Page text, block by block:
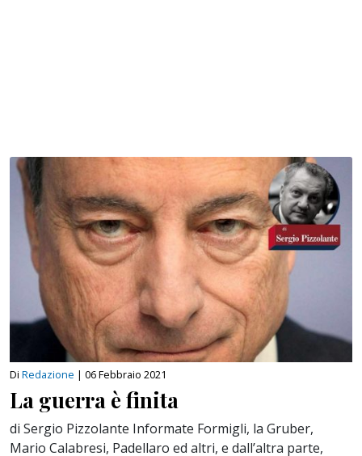
Di Redazione | 06 Febbraio 2021
La guerra è finita
di Sergio Pizzolante Informate Formigli, la Gruber,
Mario Calabresi, Padellaro ed altri, e dall’altra parte,